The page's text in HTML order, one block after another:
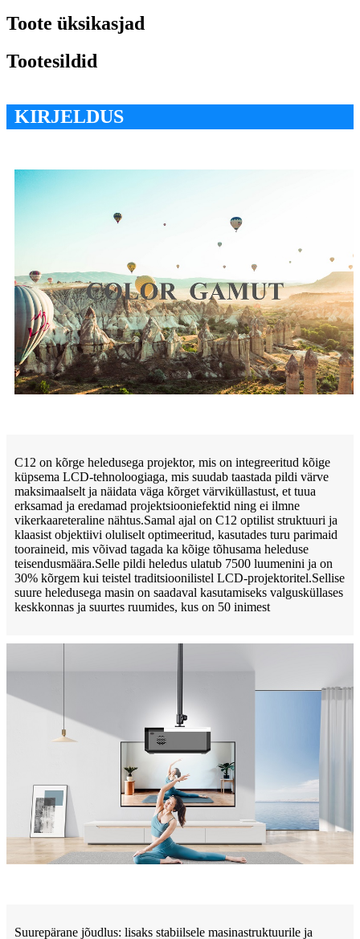
Toote üksikasjad
Tootesildid
KIRJELDUS
C12 on kõrge heledusega projektor, mis on integreeritud kõige
küpsema LCD-tehnoloogiaga, mis suudab taastada pildi värve
maksimaalselt ja näidata väga kõrget värviküllastust, et tuua
erksamad ja eredamad projektsiooniefektid ning ei ilmne
vikerkaareteraline nähtus.Samal ajal on C12 optilist struktuuri ja
klaasist objektiivi oluliselt optimeeritud, kasutades turu parimaid
tooraineid, mis võivad tagada ka kõige tõhusama heleduse
teisendusmäära.Selle pildi heledus ulatub 7500 luumenini ja on
30% kõrgem kui teistel traditsioonilistel LCD-projektoritel.Sellise
suure heledusega masin on saadaval kasutamiseks valgusküllases
keskkonnas ja suurtes ruumides, kus on 50 inimest
Suurepärane jõudlus: lisaks stabiilsele masinastruktuurile ja